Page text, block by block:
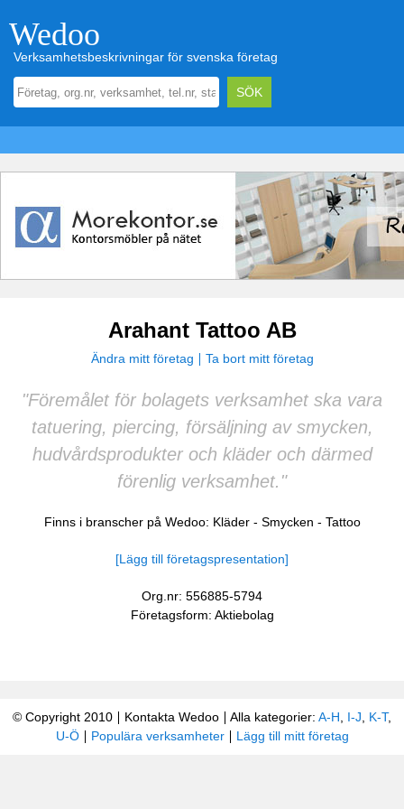
Wedoo
Verksamhetsbeskrivningar för svenska företag
Arahant Tattoo AB
Ändra mitt företag Ta bort mitt företag
"Föremålet för bolagets verksamhet ska vara
tatuering, piercing, försäljning av smycken,
hudvårdsprodukter och kläder och därmed
förenlig verksamhet."
Finns i branscher på Wedoo: Kläder- Smycken - Tattoo
[Lägg till företagspresentation]
Org.nr: 556885-5794
Företagsform: Aktiebolag
© Copyright 2010 Kontakta Wedoo Alla kategorier: A-H I-J K-T,
U-Ö
Populära verksamheter Lägg till mitt företag